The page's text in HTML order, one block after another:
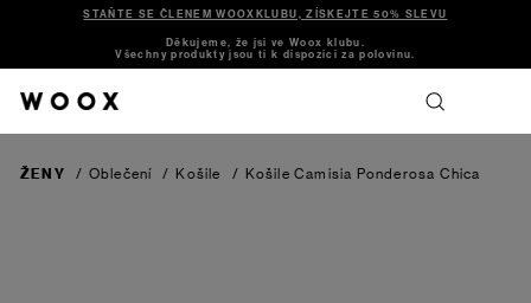
STAŇTE SE ČLENEM WOOXKLUBU, ZÍSKEJTE 50% SLEVU
Děkujeme, že jsi ve Woox klubu.
Všechny produkty jsou ti k dispozici za polovinu.
ŽENY / Oblečení / Košile / Košile Camisia Ponderosa Chica